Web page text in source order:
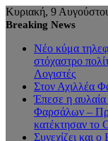
Κυριακή, 9
Breaking News
Νέο κύμα
στόχαστρο
Λογιστές
Στον Αχιλλέα
Έπεσε η
Φαρσάλων –
κατέκτησαν το
Συνεχίζει και